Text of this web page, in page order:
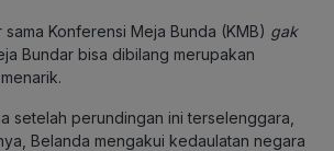
sama Konferensi Meja Bunda (KMB) gak
Bundar bisa dibilang merupakan
setelah perundingan ini terselenggara,
Belanda mengakui kedaulatan negara